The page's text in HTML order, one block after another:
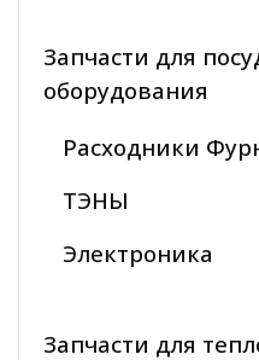
Запчасти для
оборудования
Расходники
ТЭНЫ
Электроника
Запчасти для